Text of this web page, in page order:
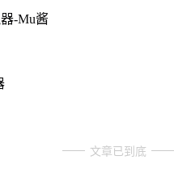
-Mu酱
文章已到底